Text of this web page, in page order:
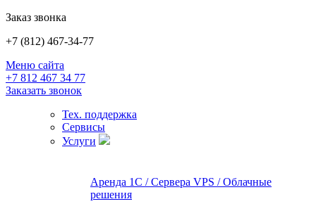
Заказ звонка
+7 (812) 467-34-77
Меню сайта
+7 812 467 34 77
Заказать звонок
Тех. поддержка
Сервисы
Услуги
Аренда 1С / Сервера VPS / Облачные
решения